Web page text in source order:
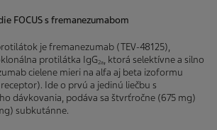
FOCUS s fremanezumabom
je fremanezumab (TEV-48125),
protilátka IgG2a, ktorá selektívne a silno
cielene mieri na alfa aj beta izoformu
Ide o prvú a jedinú liečbu s
dávkovania, podáva sa štvrťročne (675 mg)
subkutánne.